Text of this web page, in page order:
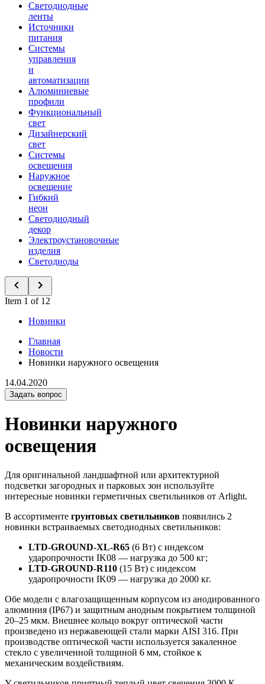
Светодиодные
ленты
Источники
питания
Системы
управления
и
автоматизации
Алюминиевые
профили
Функциональный
свет
Дизайнерский
свет
Системы
освещения
Наружное
освещение
Гибкий
неон
Светодиодный
декор
Электроустановочные
изделия
Светодиоды
Item 1 of 12
Новинки
Главная
Новости
Новинки наружного освещения
14.04.2020
Задать вопрос
Новинки наружного
освещения
Для оригинальной ландшафтной или архитектурной
подсветки загородных и парковых зон используйте
интересные новинки герметичных светильников от Arlight.
В ассортименте грунтовых светильников появились 2
новинки встраиваемых светодиодных светильников:
LTD-GROUND-XL-R65 (6 Вт) с индексом
ударопрочности IK08 — нагрузка до 500 кг;
LTD-GROUND-R110 (15 Вт) с индексом
ударопрочности IK09 — нагрузка до 2000 кг.
Обе модели с влагозащищенным корпусом из анодированного
алюминия (IP67) и защитным анодным покрытием толщиной
20–25 мкм. Внешнее кольцо вокруг оптической части
произведено из нержавеющей стали марки AISI 316. При
производстве оптической части используется закаленное
стекло с увеличенной толщиной 6 мм, стойкое к
механическим воздействиям.